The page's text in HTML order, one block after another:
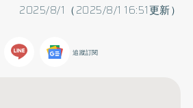
2025/8/1（2025/8/1 16:51更新）
追蹤訂閱